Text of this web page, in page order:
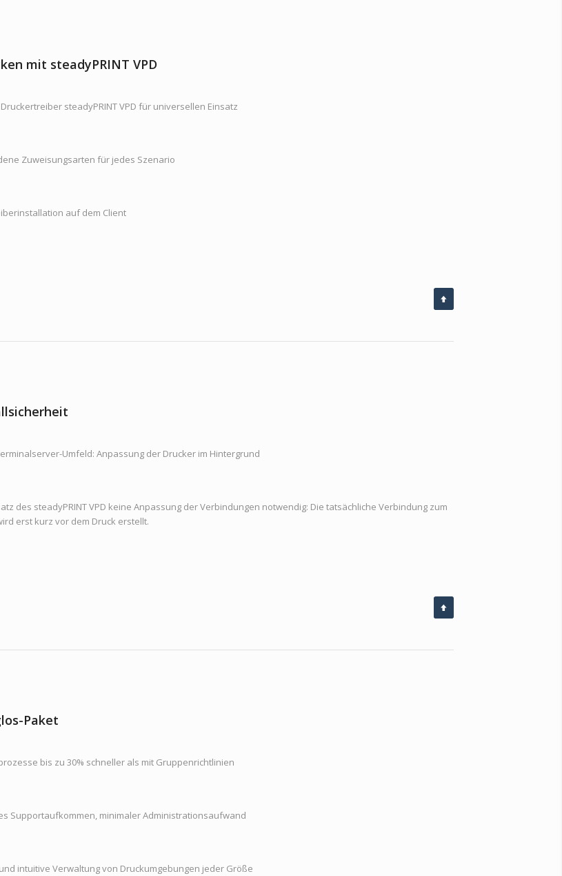
mit steadyPRINT VPD
steadyPRINT VPD für universellen Einsatz
Zuweisungsarten für jedes Szenario
auf dem Client
Umfeld: Anpassung der Drucker im Hintergrund
des steadyPRINT VPD keine Anpassung der Verbindungen notwendig: Die tatsächliche Verbindung zum
erst kurz vor dem Druck erstellt.
Paket
bis zu 30% schneller als mit Gruppenrichtlinien
Supportaufkommen, minimaler Administrationsaufwand
intuitive Verwaltung von Druckumgebungen jeder Größe